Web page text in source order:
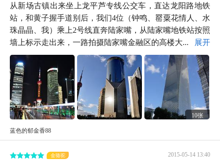
从新场古镇出来坐上龙平芦专线公交车，直达龙阳路地铁
站，和黄子握手道别后，我们4位（钟鸣、罂粟花情人、水
珠晶晶、我）乘上2号线直奔陆家嘴，从陆家嘴地铁站按照
墙上标示走出来，一路拍摄陆家嘴金融区的高楼大...
展开
10张
蓝色的郁金香88
2015-05-14 13:40
金骆驼